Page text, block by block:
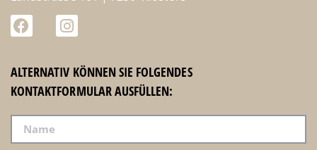
ALTERNATIV KÖNNEN SIE FOLGENDES
KONTAKTFORMULAR AUSFÜLLEN: